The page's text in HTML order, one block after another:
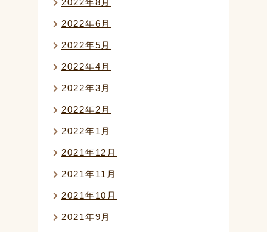
2022年6月
2022年5月
2022年4月
2022年3月
2022年2月
2022年1月
2021年12月
2021年11月
2021年10月
2021年9月